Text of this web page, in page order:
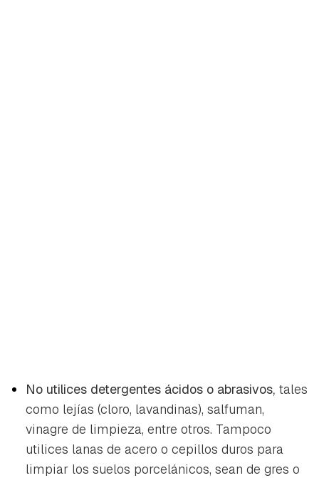
No utilices detergentes ácidos o abrasivos, tales
como lejías (cloro, lavandinas), salfuman,
vinagre de limpieza, entre otros. Tampoco
utilices lanas de acero o cepillos duros para
limpiar los suelos porcelánicos, sean de gres o